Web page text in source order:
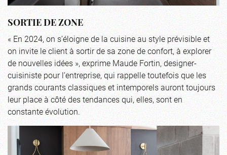
SORTIE DE ZONE
« En 2024, on s’éloigne de la cuisine au style prévisible et
on invite le client à sortir de sa zone de confort, à explorer
de nouvelles idées », exprime Maude Fortin, designer-
cuisiniste pour l’entreprise, qui rappelle toutefois que les
grands courants classiques et intemporels auront toujours
leur place à côté des tendances qui, elles, sont en
constante évolution.